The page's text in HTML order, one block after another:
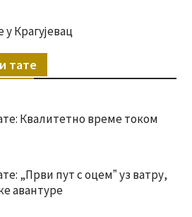
Крагујевац
тате
Квалитетно време током
„Први пут с оцемˮ уз ватру,
авантуре